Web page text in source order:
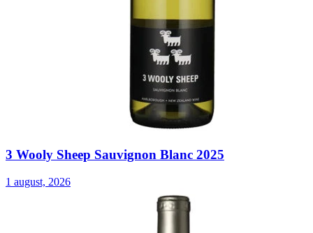
3 Wooly Sheep Sauvignon Blanc 2025
1 august, 2026